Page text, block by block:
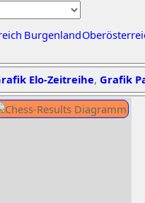
Burgenland
Elo-Zeitreihe, Grafik